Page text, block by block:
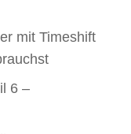
mit Timeshift
6 –